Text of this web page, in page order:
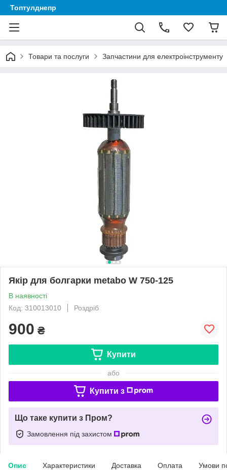
Топтулднепр
Товари та послуги Запчастини для електроінструменту
Якір для болгарки metabo W 750-125
В наявності
Код: 310013010
Роздріб
900 ₴
Купити
або
Купити з
Що таке купити з Пром?
Замовлення під захистом
Опис Характеристики Доставка Оплата Умови